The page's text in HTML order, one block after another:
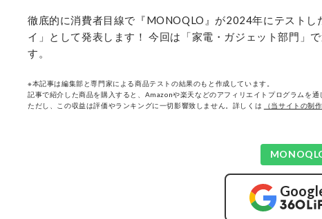
徹底的に消費者目線で『MONOQLO』が2024年にテスト
イ」として発表します！ 今回は「家電・ガジェット部門」
す。
※本記事は編集部と専門家による商品テストの結果のもと作成しています。
記事で紹介した商品を購入すると、Amazonや楽天などのアフィリエイトプログラムを
ただし、この収益は評価やランキングに一切影響致しません。詳しくは
（当サイトの制